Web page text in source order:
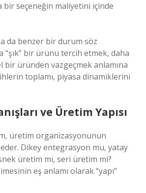
bir seçeneğin maliyetini içinde
da benzer bir durum söz
“şık” bir ürünü tercih etmek, daha
bir üründen vazgeçmek anlamına
toplamı, piyasa dinamiklerini
ve Üretim Yapısı
üretim organizasyonunun
eder. Dikey entegrasyon mu, yatay
üretim mi, seri üretim mi?
eş anlamı olarak “yapı”